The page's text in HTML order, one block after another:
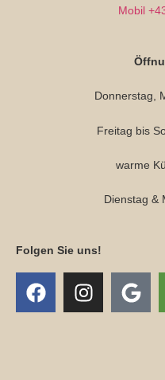
Mobil
Donnerstag,
Freitag bis
warme
Dienstag &
Folgen Sie uns!